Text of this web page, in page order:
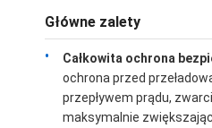
Główne zalety
Całkowita ochrona
ochrona przed
przepływem prądu,
maksymalnie